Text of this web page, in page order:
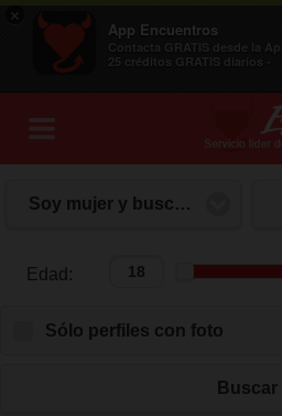
×
App Encuentros
Contacta GRATIS desde la App
25 créditos GRATIS diarios -
Soy mujer y busco hombre
Edad: Edad:
Sólo perfiles con foto
Buscar